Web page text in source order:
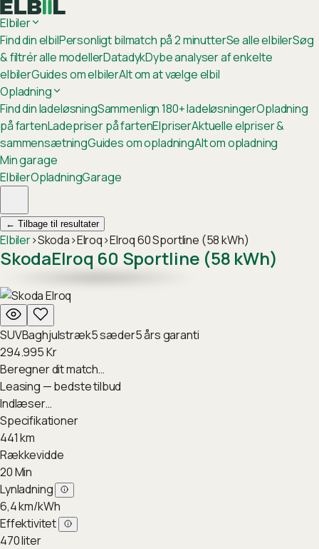
Elbiler
Find din elbilPersonligt bilmatch på 2 minutterSe alle elbilerSøg
& filtrér alle modellerDatadykDybe analyser af enkelte
elbilerGuides om elbilerAlt om at vælge elbil
Opladning
Find din ladeløsningSammenlign 180+ ladeløsningerOpladning
på fartenLadepriser på fartenElpriserAktuelle elpriser &
sammensætningGuides om opladningAlt om opladning
Min garage
ElbilerOpladningGarage
← Tilbage til resultater
Elbiler›Skoda›Elroq›Elroq 60 Sportline (58 kWh)
SkodaElroq 60 Sportline (58 kWh)
SUVBaghjulstræk5sæder5års garanti
294.995Kr
Beregner dit match…
Leasing — bedste tilbud
Indlæser…
Specifikationer
441km
Rækkevidde
20Min
Lynladning
6,4km/kWh
Effektivitet
470liter